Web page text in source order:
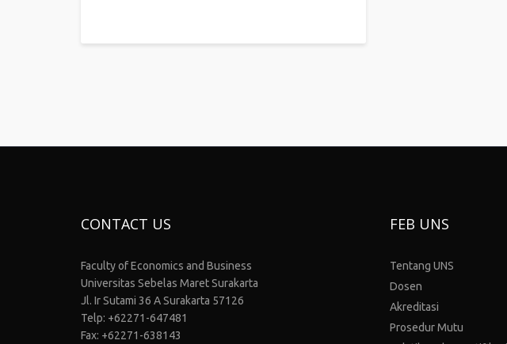
CONTACT US
Faculty of Economics and Business
Universitas Sebelas Maret Surakarta
Jl. Ir Sutami 36 A Surakarta 57126
Telp: +62271-647481
Fax: +62271-638143
FEB UNS
Tentang UNS
Dosen
Akreditasi
Prosedur Mutu